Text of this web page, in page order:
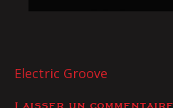
NAVIGATION
Electric Groove
Laisser un commentaire